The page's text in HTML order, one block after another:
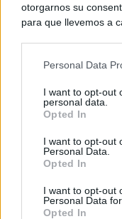
otorgarnos su
para que llevemos a
negar su
de su
rechazar tal
cualquier momento
visitando nuestra
Personal Data
I want to opt-out
personal data.
Opted In
I want to opt-out
Personal Data.
Opted In
I want to opt-out
Personal Data
Opted In